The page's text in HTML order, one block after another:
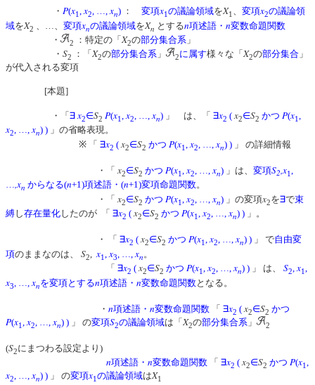
・ P(x1 x2 xn) ： 変項x1の議論領域をX1 変項x2の議論領
域をX2 変項xnの議論領域をXn とするn項述語・ n変数命題関数
・
2 ：特定の「 X2の部分集合系 」
・ S2 ：「 X2の部分集合系 」 2に属す様々な「 X2の部分集合 」
が代入される変項
[本題]
・「∃ x2∈S2 P(x1 x2 xn) 」 は、「 ∃x2 ( x2∈S2 かつ P(x1
x2, …,xn) ) 」の省略表現。
※ 「 ∃x2 (x2∈S2 かつ P(x1 x2 xn) ) 」 の詳細情報
・「 x2∈S2 かつ P(x1 x2 xn) 」は、 変項S2 ,x1
…,xn からなる(n+1)項述語・(n+1)変項命題関数。
・「 x2∈S2 かつ P(x1 x2 xn) 」の変項x2を∃で束
縛し存在量化したのが 「 ∃x2 (x2∈S2 かつ P(x1,x2, …,xn) ) 」。
・ 「 ∃x2 (x2∈S2 かつ P(x1,x2, …,xn) ) 」 で自由変
項のままなのは、 S2 x1 x3 xn 。
「 ∃x2 (x2∈S2 かつ P(x1,x2, …,xn) ) 」 は、 S2,x1,
x3, …,xnを変項とするn項述語・ n変数命題関数となる。
・ n項述語・ n変数命題関数 「 ∃x2 (x2∈S2 かつ
P(x1,x2, …,xn) ) 」 の変項S2の議論領域は「 X2の部分集合系 」 2
(S2にまつわる設定より)
n項述語・ n変数命題関数 「 ∃x2 (x2∈S2 かつ P(x1
x2, …,xn) ) 」 の変項x1の議論領域はX1